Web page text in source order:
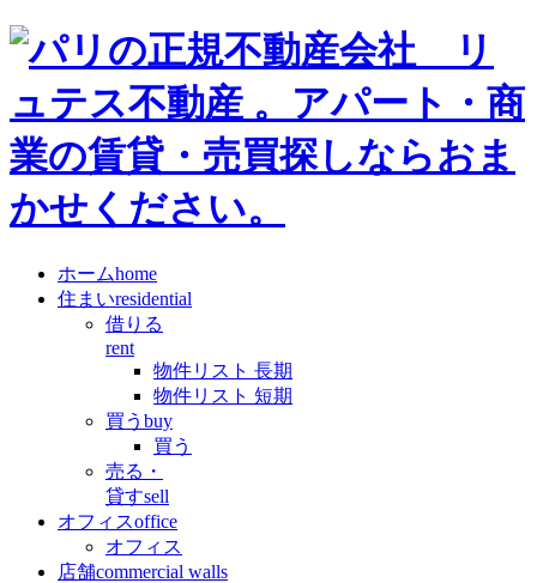
ホームhome
住まいresidential
借りる
rent
物件リスト 長期
物件リスト 短期
買う buy
買う
売る・
貸すsell
オフィスoffice
オフィス
店舗commercial walls